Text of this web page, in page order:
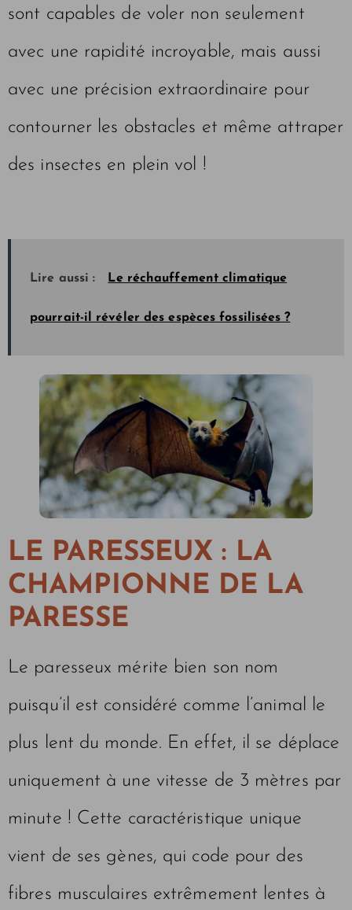
sont capables de voler non seulement
avec une rapidité incroyable, mais aussi
avec une précision extraordinaire pour
contourner les obstacles et même attraper
des insectes en plein vol !
Lire aussi : Le réchauffement climatique
pourrait-il révéler des espèces fossilisées ?
LE PARESSEUX : LA
CHAMPIONNE DE LA
PARESSE
Le paresseux mérite bien son nom
puisqu’il est considéré comme l’animal le
plus lent du monde. En effet, il se déplace
uniquement à une vitesse de 3 mètres par
minute ! Cette caractéristique unique
vient de ses gènes, qui code pour des
fibres musculaires extrêmement lentes à